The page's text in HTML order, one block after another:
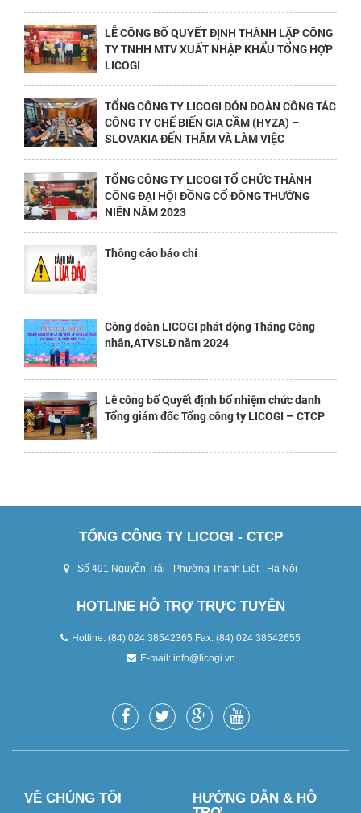
LỄ CÔNG BỐ QUYẾT ĐỊNH THÀNH LẬP CÔNG
TY TNHH MTV XUẤT NHẬP KHẨU TỔNG HỢP
LICOGI
TỔNG CÔNG TY LICOGI ĐÓN ĐOÀN CÔNG TÁC
CÔNG TY CHẾ BIẾN GIA CẦM (HYZA) –
SLOVAKIA ĐẾN THĂM VÀ LÀM VIỆC
TỔNG CÔNG TY LICOGI TỔ CHỨC THÀNH
CÔNG ĐẠI HỘI ĐỒNG CỔ ĐÔNG THƯỜNG
NIÊN NĂM 2023
Thông cáo báo chí
Công đoàn LICOGI phát động Tháng Công
nhân,ATVSLĐ năm 2024
Lễ công bố Quyết định bổ nhiệm chức danh
Tổng giám đốc Tổng công ty LICOGI – CTCP
TỔNG CÔNG TY LICOGI - CTCP
Số 491 Nguyễn Trãi - Phường Thanh Liệt - Hà Nội
HOTLINE HỖ TRỢ TRỰC TUYẾN
Hotline: (84) 024 38542365 Fax: (84) 024 38542655
E-mail: info@licogi.vn
VỀ CHÚNG TÔI
HƯỚNG DẪN & HỖ